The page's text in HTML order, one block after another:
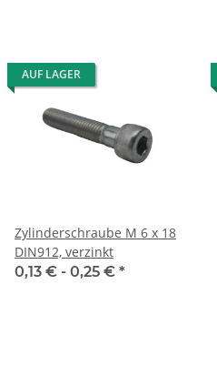
AUF LAGER
Zylinderschraube M 6 x 18
DIN912, verzinkt
0,13 € - 0,25 € *